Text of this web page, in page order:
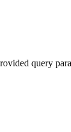
query